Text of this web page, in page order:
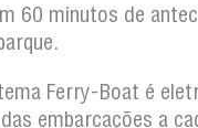
60 minutos de
Ferry-Boat é
embarcações a